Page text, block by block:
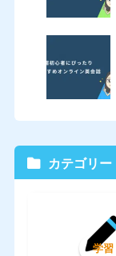
カテゴリー
学習